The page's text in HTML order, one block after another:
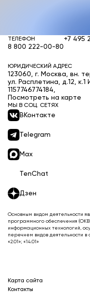
ТЕЛЕФОН
8 800 222-00-80
+7 495
ЮРИДИЧЕСКИЙ АДРЕС
123060, г. Москва, вн.
ул. Расплетина, д.12,
1157746774184,
Посмотреть на карте
МЫ В СОЦ. СЕТЯХ
ВКонтакте
Telegram
Max
TenChat
Дзен
Основным видом деятельности
программного обеспечения
информационных технологий,
перечнем видов деятельности в
«2.01»; «14.01»
Карта сайта
Контакты